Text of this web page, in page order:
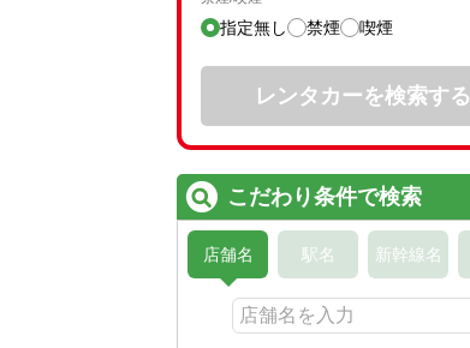
指定無し 禁煙 喫煙
レンタカーを検索する
こだわり条件で検索
店舗名 駅名 新幹線名